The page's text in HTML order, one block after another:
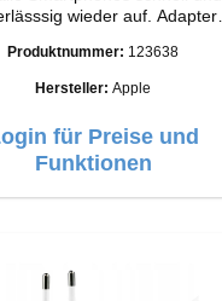
wieder auf. Adapter
Anschlüsse: USB-A
Output: 12W Farbe: Weiss
Produktnummer: 123638
Hersteller:Apple
für Preise und
Funktionen